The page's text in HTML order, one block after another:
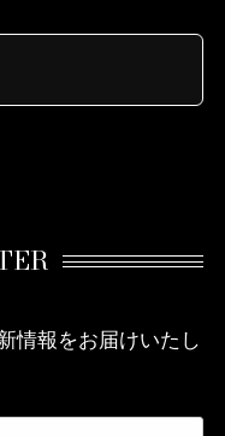
情報をお届けいたし